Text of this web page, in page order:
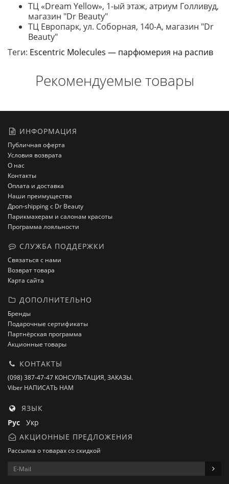
ТЦ «Dream Yellow», 1-ый этаж, атриум Голливуд,
магазин "Dr Beauty"
ТЦ Европарк, ул. Соборная, 140-A, магазин "Dr
Beauty"
Теги: Escentric Molecules — парфюмерия на распив
Рекомендуемые товары
ИНФОРМАЦИЯ
Публичная оферта
Условия возврата
О нас
Контакты
Оплата и доставка
Наши преимущества
Дроп-shipping с Dr Beauty
Парикмахерам и салонам красоты
Программа лояльности
СЛУЖБА ПОДДЕРЖКИ
Связаться с нами
Возврат товара
Карта сайта
ДОПОЛНИТЕЛЬНО
Бренды
Подарочные сертификаты
Партнёрская программа
Акционные товары
КОНТАКТЫ
(098) 387-47-47 КОНСУЛЬТАЦИЯ, ЗАКАЗЫ.
Viber НАПИСАТЬ НАМ
ЯЗЫК
Рус Укр
АКЦИОННЫЕ ПРЕДЛОЖЕНИЯ
Рассылка о товарах со скидкой